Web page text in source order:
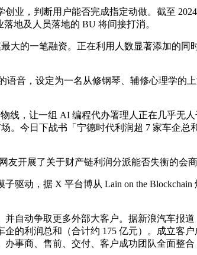
，判断用户能否完成指定动做。截至
地及人员落地的 BU 将间接打消。
的一笔融资。正在利用人数显著添加的同
音，设定为一名从修钢琴、辅修心理学的
，让一组 AI 编程代办署理人正在几乎无
。今日下战书「宁德时代利润超 7 家车企总
开展了关于财产链利润分派能否失衡的会商
动，据 X 平台博从 Lain on the Blockchain
自动争取更多外部大客户。据新浪汽车报
的利润总和（合计约 175 亿元）。成立客
事商、售前、交付、客户成功团队全面整